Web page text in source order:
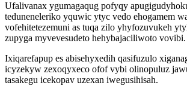
Ufalivanax ygumagaqug pofyqy
teduneneleriko yquwic ytyc vedo ehogamem
vofehitetezemuni as tuqa zilo yhyfozuvukeh
zupyga myvevesudeto hehybajaciliwoto vovibi.
Ixiqarefapup es abisehyxedih qasifuzulo
icyzekyw zexoqyxeco ofof vybi olinopuluz
tasakegu icekopav uzexan iwegusihisah.